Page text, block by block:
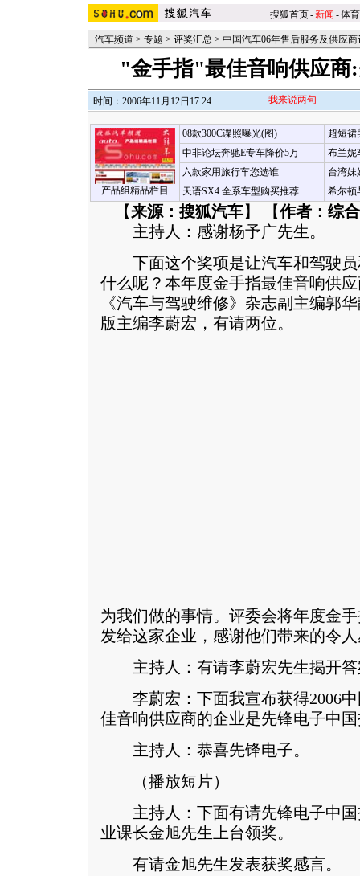
搜狐首页-新闻 -体育
汽车频道 > 专题 > 评奖汇总 > 中国汽车06年售后服务及供应商
"金手指"最佳音响供应商
时间：2006年11月12日17:24 我来说两句
产品组精品栏目
08款300C谍照曝光(图)
中非论坛奔驰E专车降价5万
六款家用旅行车您选谁
天语SX4 全系车型购买推荐
超短裙
布兰妮
台湾妹
希尔顿
【来源：搜狐汽车】 【作者：综
主持人：感谢杨予广先生。
下面这个奖项是让汽车和驾驶员
什么呢？本年度金手指最佳音响供
《汽车与驾驶维修》杂志副主编郭
版主编李蔚宏，有请两位。
为我们做的事情。评委会将年度金
发给这家企业，感谢他们带来的令
主持人：有请李蔚宏先生揭开答
李蔚宏：下面我宣布获得2006中
佳音响供应商的企业是先锋电子中
主持人：恭喜先锋电子。
（播放短片）
主持人：下面有请先锋电子中国
业课长金旭先生上台领奖。
有请金旭先生发表获奖感言。